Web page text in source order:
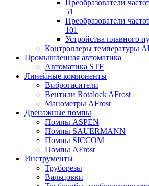
Преобразователи
51
Преобразователи
101
Устройства плавного
Контроллеры температуры
Промышленная автоматика
Автоматика STF
Линейные компоненты
Виброгасители
Вентили Rotalock AFrost
Манометры AFrost
Дренажные помпы
Помпы ASPEN
Помпы SAUERMANN
Помпы SICCOM
Помпы AFrost
Инструменты
Труборезы
Вальцовки